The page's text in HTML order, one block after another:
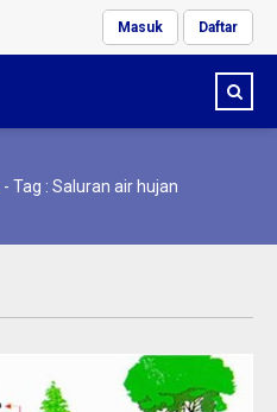
Masuk Daftar
- Tag : Saluran air hujan